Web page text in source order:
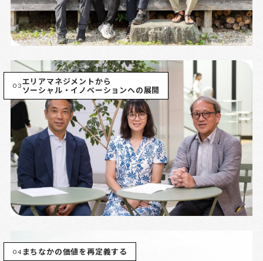
03エリアマネジメントから
ソーシャル・イノベーションへの展開
04 まちなかの価値を再定義する